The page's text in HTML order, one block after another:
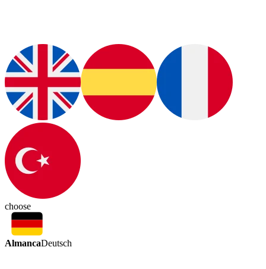
choose
AlmancaDeutsch